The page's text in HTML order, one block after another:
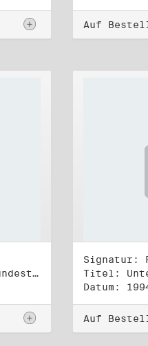
Auf
Titel: Unterlagen der Bundestagsgruppe und -fraktion Bündnis 90/Die Grünen (2)
Signatur:
Datum:
Auf